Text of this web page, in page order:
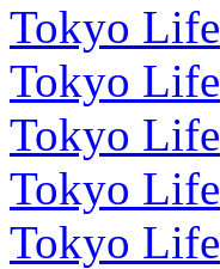
Tokyo Life
Tokyo Life
Tokyo Life
Tokyo Life
Tokyo Life